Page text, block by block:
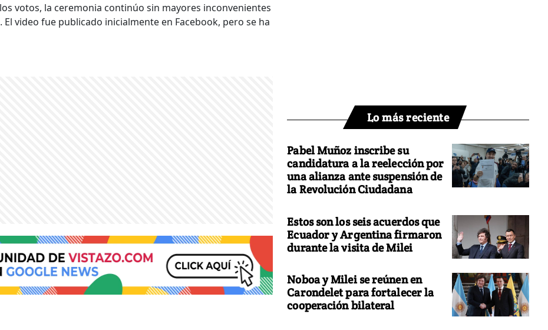
votos, la ceremonia continúo sin mayores inconvenientes
video fue publicado inicialmente en Facebook, pero se ha
Lo más reciente
Pabel Muñoz inscribe su
candidatura a la reelección por
una alianza ante suspensión de
la Revolución Ciudadana
Estos son los seis acuerdos que
Ecuador y Argentina firmaron
durante la visita de Milei
Noboa y Milei se reúnen en
Carondelet para fortalecer la
cooperación bilateral